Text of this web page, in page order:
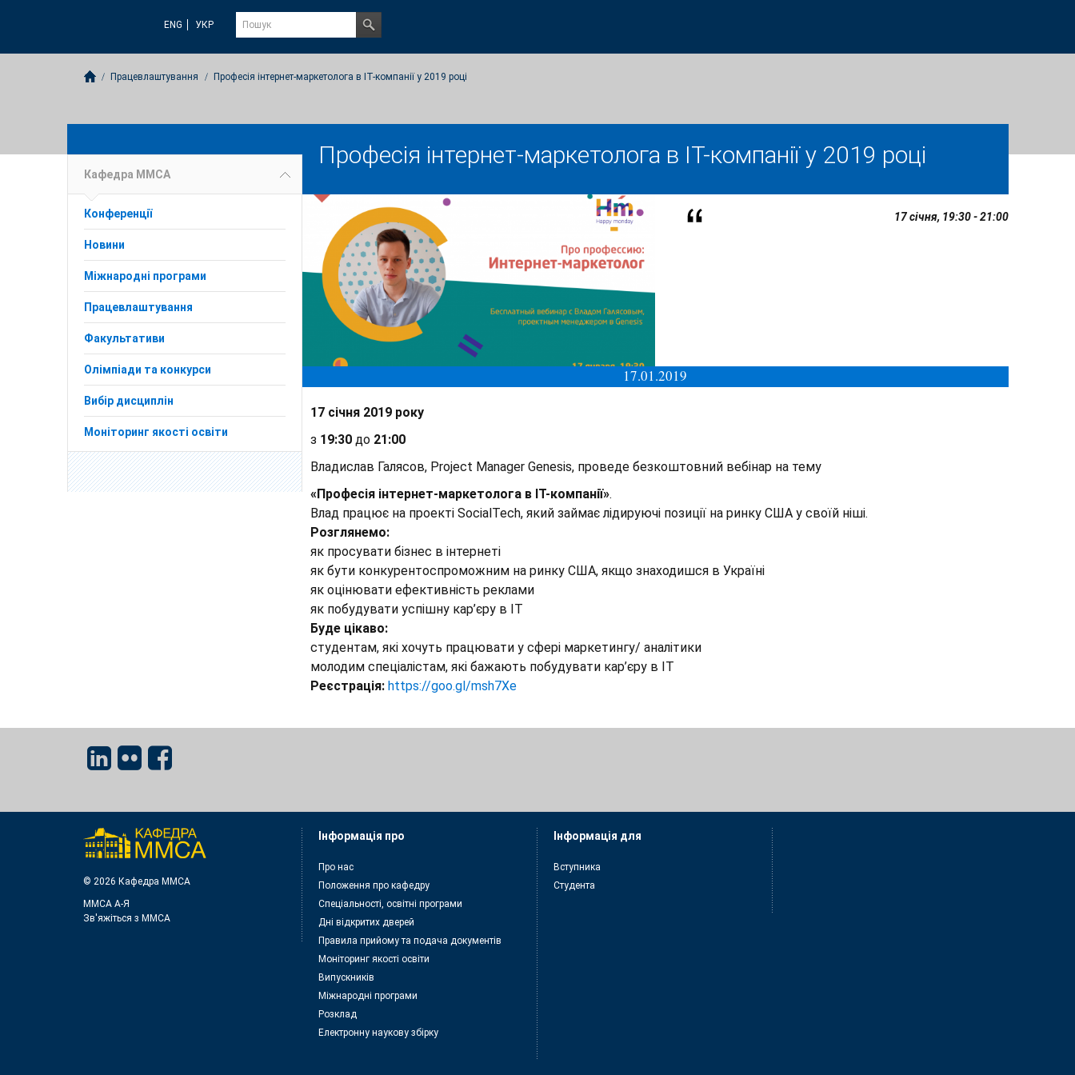
ENG УКР
Працевлаштування Професія інтернет-маркетолога в IT-компанії у 2019 році
Професія інтернет-маркетолога в IT-компанії у 2019 році
Кафедра ММСА
Конференції
Новини
Міжнародні програми
Працевлаштування
Факультативи
Олімпіади та конкурси
Вибір дисциплін
Моніторинг якості освіти
17 січня, 19:30 - 21:00
17.01.2019
17 січня 2019 року
з 19:30 до21:00
Владислав Галясов, Project Manager Genesis, проведе безкоштовний вебінар на тему
«Професія інтернет-маркетолога в IT-компанії».
Влад працює на проекті SocialTech, який займає лідируючі позиції на ринку США у своїй ніші.
Розглянемо:
як просувати бізнес в інтернеті
як бути конкурентоспроможним на ринку США, якщо знаходишся в Україні
як оцінювати ефективність реклами
як побудувати успішну кар’єру в IT
Буде цікаво:
студентам, які хочуть працювати у сфері маркетингу/ аналітики
молодим спеціалістам, які бажають побудувати кар’єру в IT
Реєстрація: https://goo.gl/msh7Xe
© 2026 Кафедра ММСА
ММСА A-Я
Зв'яжіться з MMСА
Інформація про
Про нас
Положення про кафедру
Спеціальності, освітні програми
Дні відкритих дверей
Правила прийому та подача документiв
Моніторинг якості освіти
Випускників
Міжнародні програми
Розклад
Електронну наукову збірку
Інформація для
Вступника
Студента